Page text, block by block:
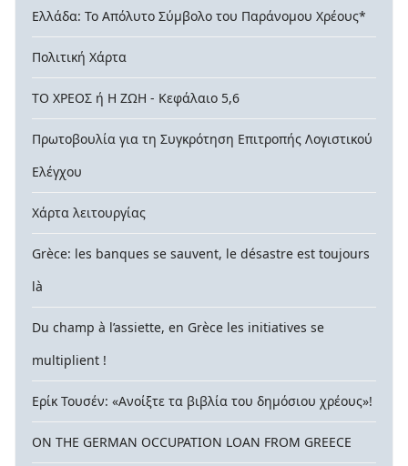
Ελλάδα: Το Απόλυτο Σύμβολο του Παράνομου Χρέους*
Πολιτική Χάρτα
ΤΟ ΧΡΕΟΣ ή Η ΖΩΗ - Κεφάλαιο 5,6
Πρωτοβουλία για τη Συγκρότηση Επιτροπής Λογιστικού
Ελέγχου
Χάρτα λειτουργίας
Grèce: les banques se sauvent, le désastre est toujours
là
Du champ à l’assiette, en Grèce les initiatives se
multiplient !
Ερίκ Τουσέν: «Ανοίξτε τα βιβλία του δημόσιου χρέους»!
ON THE GERMAN OCCUPATION LOAN FROM GREECE